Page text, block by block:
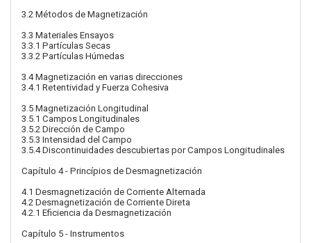
3.2 Métodos de Magnetización
3.3 Materiales Ensayos
3.3.1 Partículas Secas
3.3.2 Partículas Húmedas
3.4 Magnetización en varias direcciones
3.4.1 Retentividad y Fuerza Cohesiva
3.5 Magnetización Longitudinal
3.5.1 Campos Longitudinales
3.5.2 Dirección de Campo
3.5.3 Intensidad del Campo
3.5.4 Discontinuidades descubiertas por Campos Longitudinales
Capítulo 4 - Princípios de Desmagnetización
4.1 Desmagnetización de Corriente Alternada
4.2 Desmagnetización de Corriente Direta
4.2.1 Eficiencia da Desmagnetización
Capítulo 5 - Instrumentos